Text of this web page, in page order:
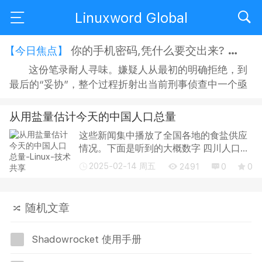
Linuxword Global
【今日焦点】 你的手机密码,凭什么要交出来?
这份笔录耐人寻味。嫌疑人从最初的明确拒绝，到
最后的“妥协”，整个过程折射出当前刑事侦查中一个亟
拒绝？拒绝之后，侦查人员又能采取何种方式“说服”？
在“思想教育”的名义下，嫌疑人的沉默权与隐私权究竟
获得了多大程度的保障？ 智能手机早已不是单纯的通讯
工具，它承...
从用盐量估计今天的中国人口总量
这些新闻集中播放了全国各地的食盐供应
情况。下面是听到的大概数字 四川人口
9000万，每年用盐50万吨。 河南人口应
2025-02-14 周五 2491 0 0
随机文章
Shadowrocket 使用手册